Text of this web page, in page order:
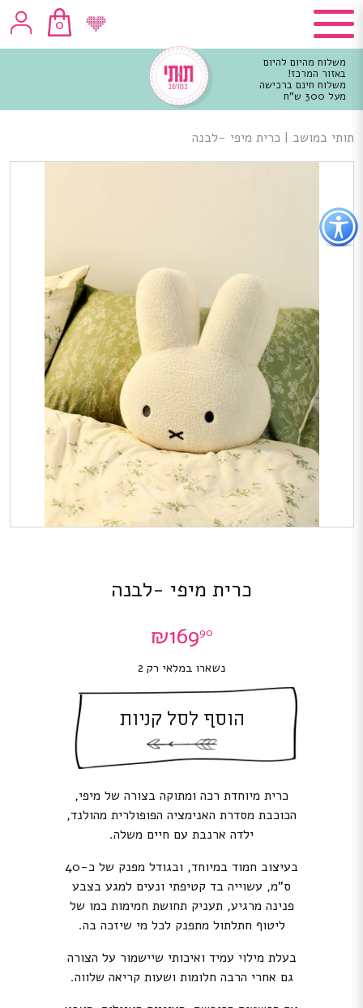
כפתור
לפתיחת
תפריט
נגישות
0
משלוח מהיום להיום
באזור המרכז!
משלוח חינם ברכישה
מעל 300 ש"ח
מרכזי
תותי במושב | כרית מיפי -לבנה
כרית מיפי -לבנה
₪16990
נשארו במלאי רק 2
הוסף לסל קניות
כרית מיוחדת רכה ומתוקה בצורה של מיפי,
הכוכבת מסדרת האנימציה הפופולרית מהולנד,
ילדה ארנבת עם חיים משלה.
בעיצוב חמוד במיוחד, ובגודל מפנק של כ-40
ס”מ, עשוייה בד קטיפתי ונעים למגע בצבע
פנינה מרגיע, תעניק תחושת חמימות כמו של
ליטוף חתלתול מתפנק לכל מי שיזכה בה.
בעלת מילוי עמיד ואיכותי שיישמור על הצורה
גם אחרי הרבה חלומות ושעות קריאה שלווה.